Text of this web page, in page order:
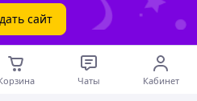
сайт
Чаты Кабинет